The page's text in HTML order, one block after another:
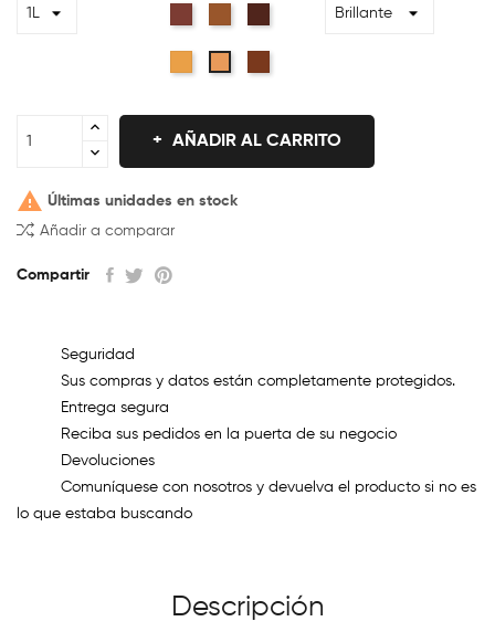
AÑADIR AL CARRITO
 Últimas unidades en stock
Añadir a comparar
Compartir
Seguridad
Sus compras y datos están completamente protegidos.
Entrega segura
Reciba sus pedidos en la puerta de su negocio
Devoluciones
Comuníquese con nosotros y devuelva el producto si no es
lo que estaba buscando
Descripción